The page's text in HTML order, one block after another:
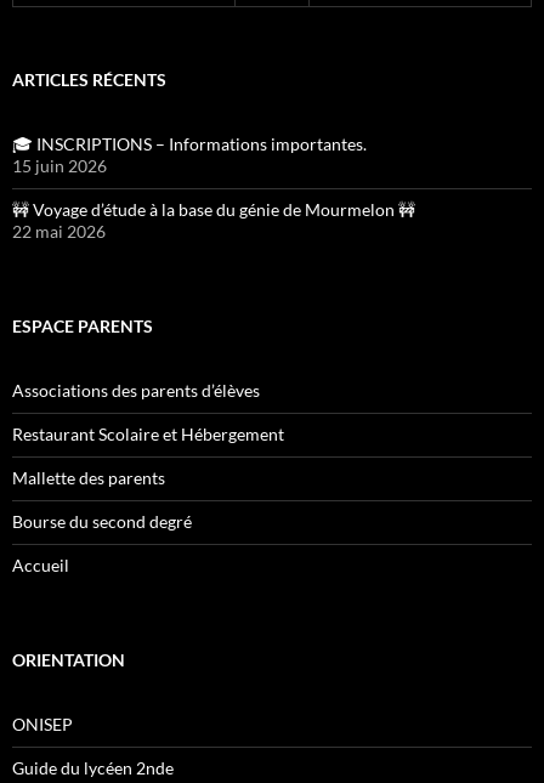
ARTICLES RÉCENTS
🎓 INSCRIPTIONS – Informations importantes.
15 juin 2026
🚧 Voyage d’étude à la base du génie de Mourmelon 🚧
22 mai 2026
ESPACE PARENTS
Associations des parents d’élèves
Restaurant Scolaire et Hébergement
Mallette des parents
Bourse du second degré
Accueil
ORIENTATION
ONISEP
Guide du lycéen 2nde